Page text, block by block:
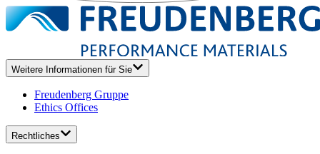
Weitere Informationen für Sie
Freudenberg Gruppe
Ethics Offices
Rechtliches